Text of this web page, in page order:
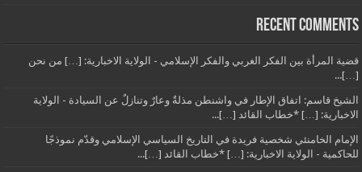
Recent Comments
قضية المرأة بين الفكر الغربي والفكر الإسلامي - الولاية الاخبارية: […] من نحن
[…]...
الشيخ قاسم: اتفاق الإطار في واشنطن مذلةٌ وعارٌ وتنازلٌ عن السيادة - الولاية
الاخبارية: […] *خطاب القائد […]...
الإمام الخامنئي شخصية فريدة في التاريخ السياسي الإسلامي وقدّم نموذجًا
للحاكمية - الولاية الاخبارية: […] *خطاب القائد […]...